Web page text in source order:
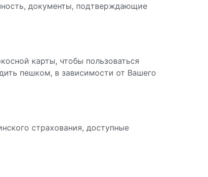
документы, подтверждающие
карты, чтобы пользоваться
пешком, в зависимости от Вашего
страхования, доступные